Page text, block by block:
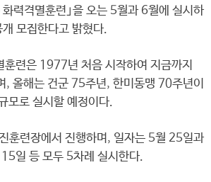
력격멸훈련｣을 오는 5월과 6월에 실시하
모집한다고 밝혔다.
련은 1977년 처음 시작하여 지금까지
, 올해는 건군 75주년, 한미동맹 70주년이
모로 실시할 예정이다.
훈련장에서 진행하며, 일자는 5월 25일과
일 등 모두 5차례 실시한다.